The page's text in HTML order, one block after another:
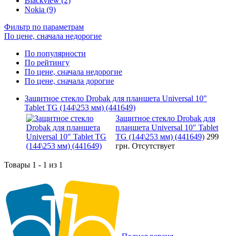
Nokia (9)
Фильтр по параметрам
По цене, сначала недорогие
По популярности
По рейтингу
По цене, сначала недорогие
По цене, сначала дорогие
Защитное стекло Drobak для планшета Universal 10"
Tablet TG (144\253 мм) (441649)
Защитное стекло Drobak для
планшета Universal 10" Tablet
TG (144\253 мм) (441649) 299
грн. Отсутствует
Товары 1 - 1 из 1